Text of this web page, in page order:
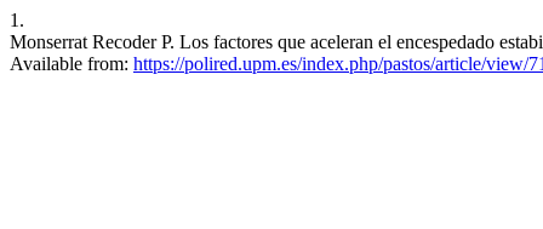
1.
Monserrat Recoder P. Los factores que aceleran el encespedado
Available from: https://polired.upm.es/index.php/pastos/article/view/